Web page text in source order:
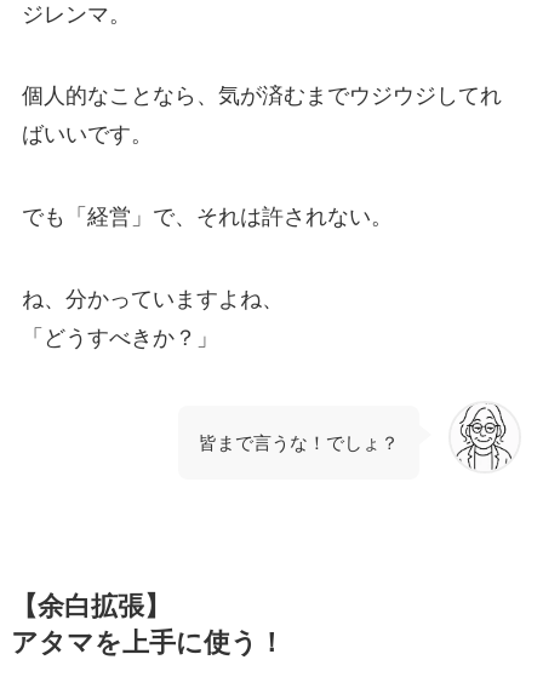
ジレンマ。
個人的なことなら、気が済むまでウジウジしてれ
ばいいです。
でも「経営」で、それは許されない。
ね、分かっていますよね、
「どうすべきか？」
皆まで言うな！でしょ？
【余白拡張】
アタマを上手に使う！